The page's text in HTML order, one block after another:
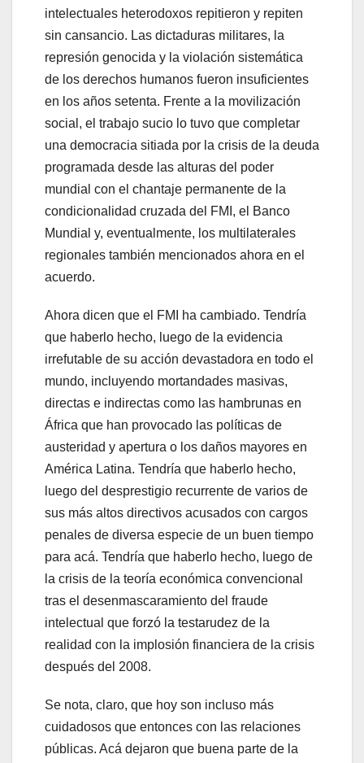
intelectuales heterodoxos repitieron y repiten
sin cansancio. Las dictaduras militares, la
represión genocida y la violación sistemática
de los derechos humanos fueron insuficientes
en los años setenta. Frente a la movilización
social, el trabajo sucio lo tuvo que completar
una democracia sitiada por la crisis de la deuda
programada desde las alturas del poder
mundial con el chantaje permanente de la
condicionalidad cruzada del FMI, el Banco
Mundial y, eventualmente, los multilaterales
regionales también mencionados ahora en el
acuerdo.
Ahora dicen que el FMI ha cambiado. Tendría
que haberlo hecho, luego de la evidencia
irrefutable de su acción devastadora en todo el
mundo, incluyendo mortandades masivas,
directas e indirectas como las hambrunas en
África que han provocado las políticas de
austeridad y apertura o los daños mayores en
América Latina. Tendría que haberlo hecho,
luego del desprestigio recurrente de varios de
sus más altos directivos acusados con cargos
penales de diversa especie de un buen tiempo
para acá. Tendría que haberlo hecho, luego de
la crisis de la teoría económica convencional
tras el desenmascaramiento del fraude
intelectual que forzó la testarudez de la
realidad con la implosión financiera de la crisis
después del 2008.
Se nota, claro, que hoy son incluso más
cuidadosos que entonces con las relaciones
públicas. Acá dejaron que buena parte de la